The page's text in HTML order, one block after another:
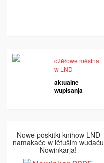
dźěłowe městna
w LND
aktualne
wupisanja
Nowe poskitki knihow LND
namakaće w lětušim wudaću
Nowinkarja!